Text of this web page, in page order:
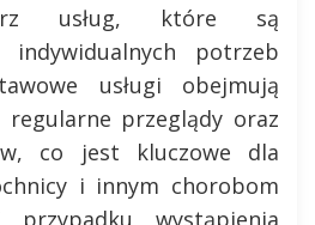
usług, które są
indywidualnych potrzeb
usługi obejmują
przeglądy oraz
co jest kluczowe dla
i innym chorobom
wystąpienia